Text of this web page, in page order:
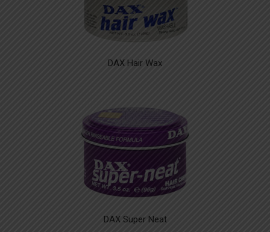
DAX Hair Wax
DAX Super Neat